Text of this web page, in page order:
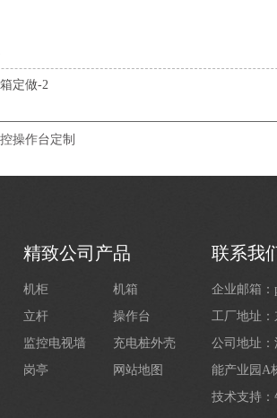
定做-2
操作台定制
精致公司产品
机柜
机箱
立杆
操作台
监控电视墙
充电桩外壳
岗亭
网站地图
联系我
企业邮箱：
工厂地址：
公司地址
能产业园A
技术支持：